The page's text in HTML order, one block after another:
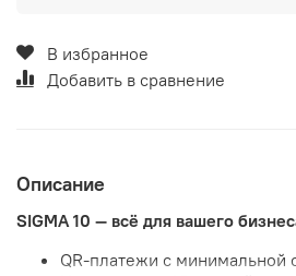
В избранное
Добавить в сравнение
Описание
SIGMA 10 — всё для вашего
QR-платежи с минимальной